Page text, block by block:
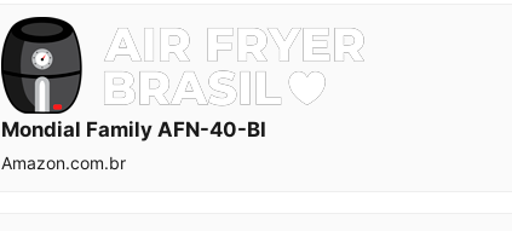
Mondial Family AFN-40-BI
Amazon.com.br